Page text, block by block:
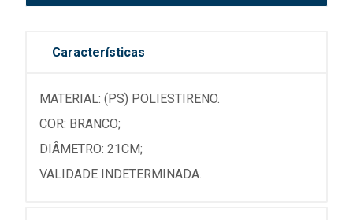
Características
MATERIAL: (PS) POLIESTIRENO.
COR: BRANCO;
DIÂMETRO: 21CM;
VALIDADE INDETERMINADA.